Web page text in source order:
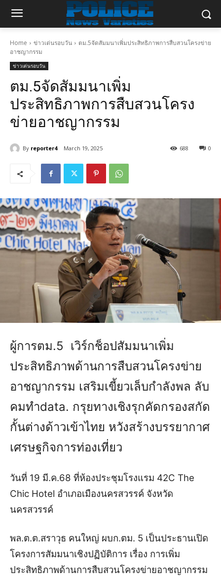
Home ข่าวเด่นรอบวัน
ตม.5จัดสัมมนาเพิ่มประสิทธิภาพการสืบสวนโครงข่าย
อาชญากรรม
ข่าวเด่นรอบวัน
ตม.5จัดสัมมนาเพิ่ม
ประสิทธิภาพการสืบสวนโครง
ข่ายอาชญากรรม
By reporter4 March 19, 2025 0
688
ผู้การตม.5 เวิร์กช็อปสัมมนาเพิ่ม
ประสิทธิภาพด้านการสืบสวนโครงข่าย
อาชญากรรม เสริมเขี้ยวเล็บกำลังพล ลับ
คมทำdata. กรุยทางเชิงรุกคัดกรองสกัด
กั้นต่างด้าวเข้าไทย หวังสร้างบรรยากาศ
เศรษฐกิจการท่องเที่ยว
วันที่ 19 มี.ค.68 ที่ห้องประชุมโรงแรม 42C The
Chic Hotel อำเภอเมืองนครสวรรค์ จังหวัด
นครสวรรค์
พล.ต.ต.สราวุธ คนใหญ่ ผบก.ตม. 5 เป็นประธานเปิด
โครงการสัมมนาเชิงปฏิบัติการ เรื่อง การเพิ่ม
ประสิทธิภาพด้านการสืบสวนโครงข่ายอาชญากรรม